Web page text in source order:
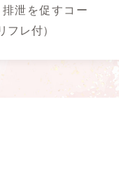
泄を促すコー
フレ付）